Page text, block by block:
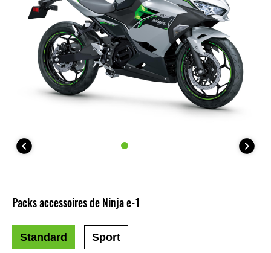
Packs accessoires de Ninja e-1
Standard Sport